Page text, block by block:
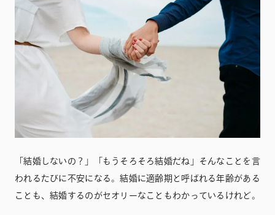
「結婚しないの？」「もうそろそろ結婚だね」そんなことを言
われるたびに不安になる。結婚に適齢期と呼ばれる年齢がある
ことも、結婚するのがセオリーなこともわかっているけれど。